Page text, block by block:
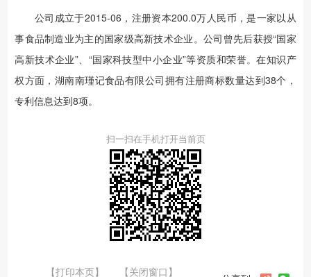
公司成立于2015-06，注册资本200.0万人民币，是一家以从
事食品制造业为主的国家级高新技术企业。公司曾先后获授“国家
高新技术企业”、“国家科技型中小企业”等资质和荣誉。在知识产
权方面，湖南南瑾记食品有限公司拥有注册商标数量达到38个，
专利信息达到8项。
扫一扫在手机打开当前页
【打印本页】 【关闭窗口】